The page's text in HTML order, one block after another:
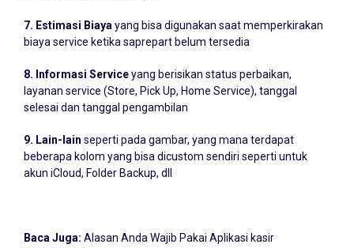
biaya service ketika saprepart belum tersedia
layanan service (Store, Pick Up, Home Service), tanggal
selesai dan tanggal pengambilan
beberapa kolom yang bisa dicustom sendiri seperti untuk
akun iCloud, Folder Backup, dll
YAZCORP.id!